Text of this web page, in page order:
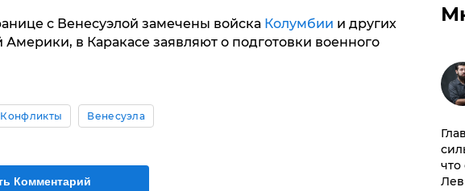
с Венесуэлой замечены войска Колумбии и других
Америки, в Каракасе заявляют о подготовки военного
Конфликты Венесуэла
Комментарий
что